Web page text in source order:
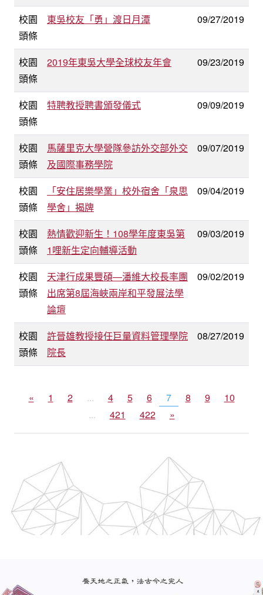
校園
頭條
東吳校友「勇」渡日月潭 09/27/2019
校園
頭條
2019年東吳大學全球校友年會 09/23/2019
校園
頭條
特聘教授聘書頒發儀式 09/09/2019
校園
頭條
馬薩里克大學營隊參訪外交部外交
及國際事務學院
09/07/2019
校園
頭條
「安住居樂學業」校外宿舍「泉思
學舍」揭牌
09/04/2019
校園
頭條
熱情歡迎新生！108學年度東吳第
1哩新生定向輔導活動
09/03/2019
校園
頭條
天津行成果豐碩—潘維大校長率團
出席第8屆海峽兩岸和平發展法學
論壇
09/02/2019
校園
頭條
許晉雄教授接任巨量資料管理學院
院長
08/27/2019
« 1 2 ... 4 5 6 7 8 9
10
...
421 422 »